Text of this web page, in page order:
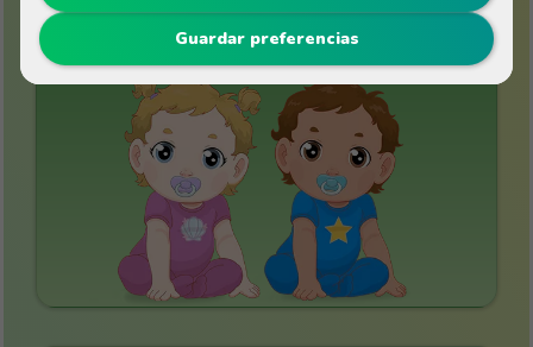
Guardar preferencias
Cuentos de 0 a 3 años